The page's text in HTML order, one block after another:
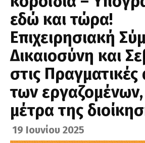
εδώ και τώρα!
Επιχειρησιακή
Δικαιοσύνη και
στις Πραγματικές
των εργαζομένων,
μέτρα της
19 Ιουνίου 2025